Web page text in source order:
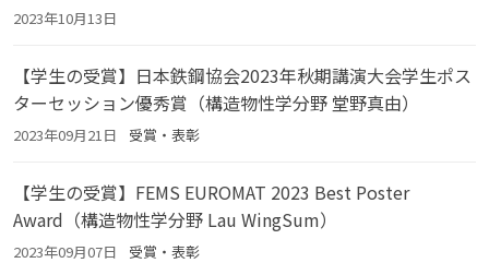
2023年10月13日
【学生の受賞】日本鉄鋼協会2023年秋期講演大会学生ポス
ターセッション優秀賞（構造物性学分野 堂野真由）
2023年09月21日 受賞・表彰
【学生の受賞】FEMS EUROMAT 2023 Best Poster
Award（構造物性学分野 Lau WingSum）
2023年09月07日 受賞・表彰